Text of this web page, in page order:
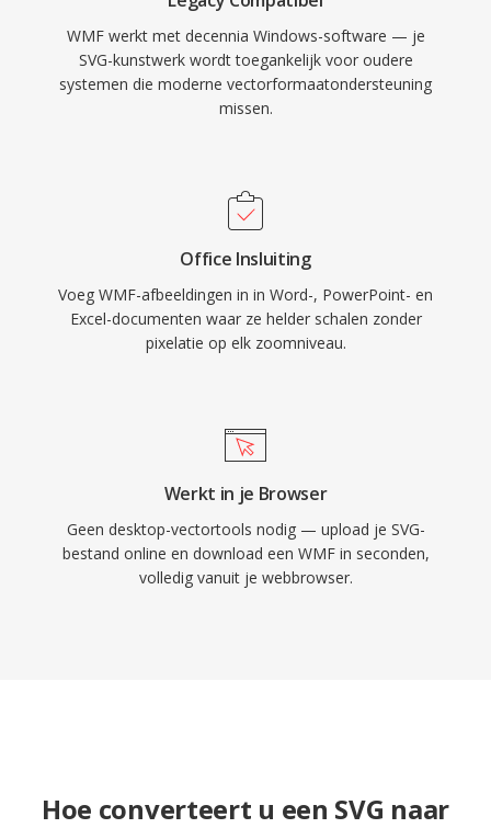
WMF werkt met decennia Windows-software — je
SVG-kunstwerk wordt toegankelijk voor oudere
systemen die moderne vectorformaatondersteuning
missen.
Office Insluiting
Voeg WMF-afbeeldingen in in Word-, PowerPoint- en
Excel-documenten waar ze helder schalen zonder
pixelatie op elk zoomniveau.
Werkt in je Browser
Geen desktop-vectortools nodig — upload je SVG-
bestand online en download een WMF in seconden,
volledig vanuit je webbrowser.
Hoe converteert u een SVG naar